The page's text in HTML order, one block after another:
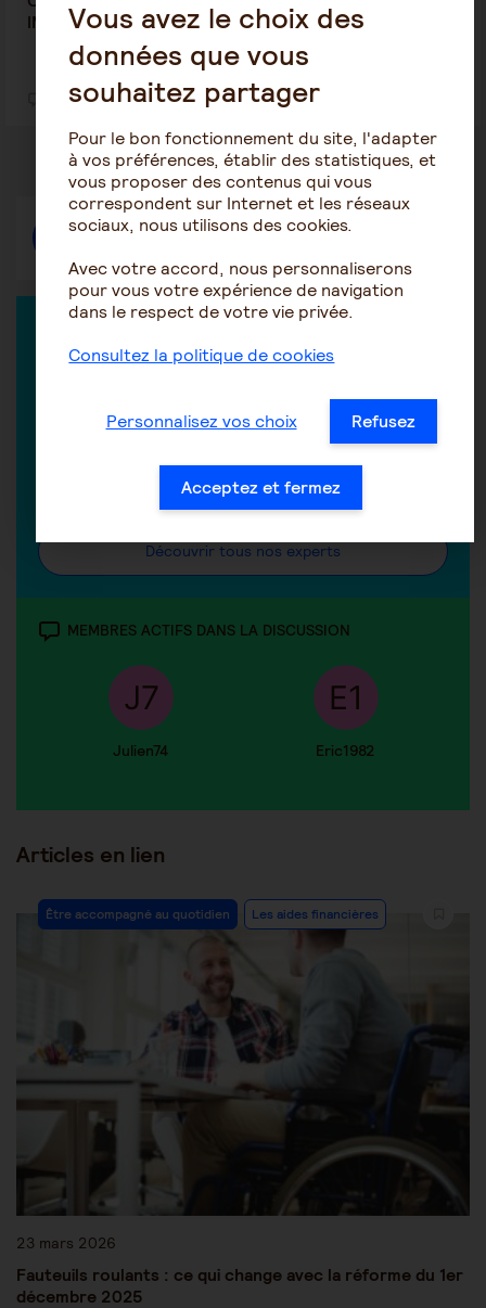
IMPUTEES SUR LE COMPTE DE MA ...
24
Conseils sur le quotidien de
vie de l'aidant
Découvrir tous nos experts
MEMBRES ACTIFS DANS LA DISCUSSION
Julien74 Eric1982
Articles en lien
Être accompagné au quotidien Les aides financières
23 mars 2026
Fauteuils roulants : ce qui change avec la réforme du 1er
décembre 2025
Vous avez le choix des
données que vous
souhaitez partager
Pour le bon fonctionnement du site, l'adapter
à vos préférences, établir des statistiques, et
vous proposer des contenus qui vous
correspondent sur Internet et les réseaux
sociaux, nous utilisons des cookies.
Avec votre accord, nous personnaliserons
pour vous votre expérience de navigation
dans le respect de votre vie privée.
Consultez la politique de cookies
Personnalisez vos choix Refusez
Acceptez et fermez